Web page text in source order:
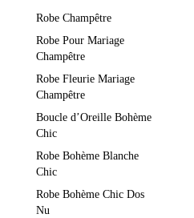
Robe Champêtre
Robe Pour Mariage
Champêtre
Robe Fleurie Mariage
Champêtre
Boucle d’Oreille Bohème
Chic
Robe Bohème Blanche
Chic
Robe Bohème Chic Dos
Nu